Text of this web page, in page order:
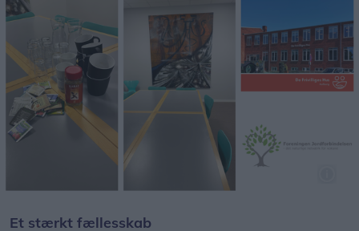
Et stærkt fællesskab